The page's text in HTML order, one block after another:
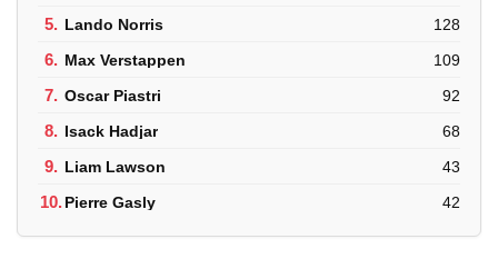
5. Lando Norris 128
6. Max Verstappen 109
7. Oscar Piastri 92
8. Isack Hadjar 68
9. Liam Lawson 43
10.Pierre Gasly 42